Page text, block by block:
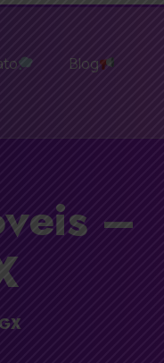
Blog
–